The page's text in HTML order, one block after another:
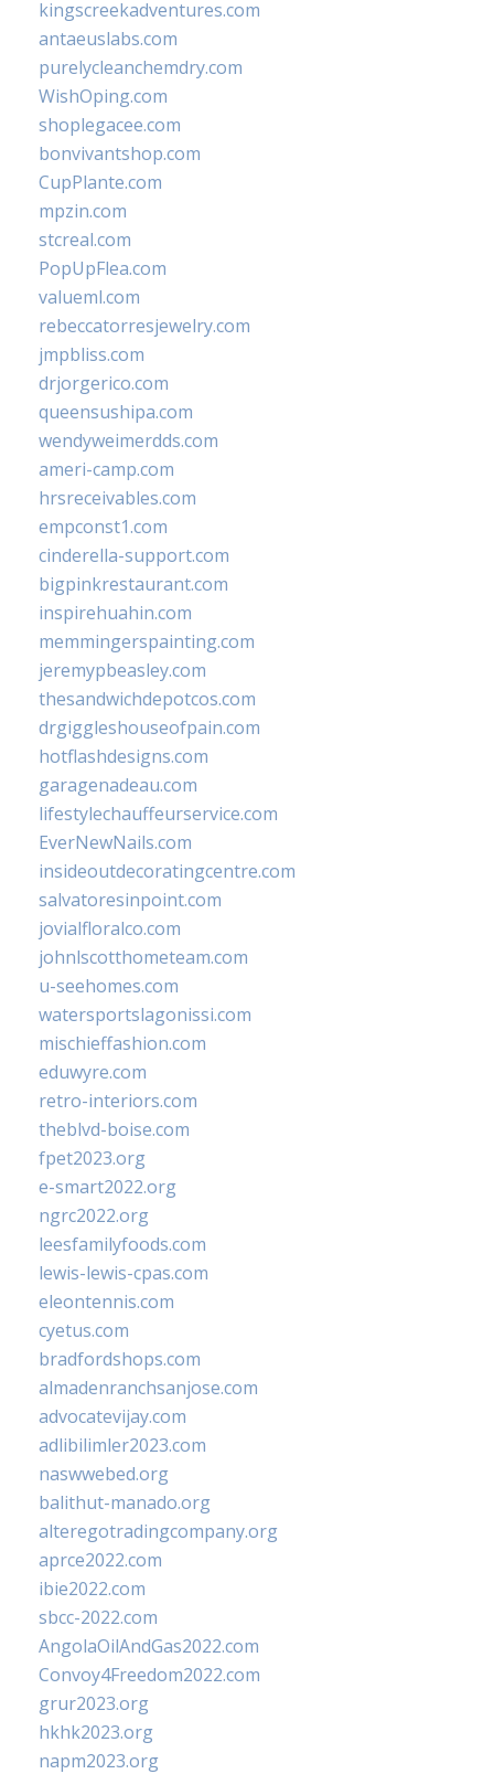
kingscreekadventures.com
antaeuslabs.com
purelycleanchemdry.com
WishOping.com
shoplegacee.com
bonvivantshop.com
CupPlante.com
mpzin.com
stcreal.com
PopUpFlea.com
valueml.com
rebeccatorresjewelry.com
jmpbliss.com
drjorgerico.com
queensushipa.com
wendyweimerdds.com
ameri-camp.com
hrsreceivables.com
empconst1.com
cinderella-support.com
bigpinkrestaurant.com
inspirehuahin.com
memmingerspainting.com
jeremypbeasley.com
thesandwichdepotcos.com
drgiggleshouseofpain.com
hotflashdesigns.com
garagenadeau.com
lifestylechauffeurservice.com
EverNewNails.com
insideoutdecoratingcentre.com
salvatoresinpoint.com
jovialfloralco.com
johnlscotthometeam.com
u-seehomes.com
watersportslagonissi.com
mischieffashion.com
eduwyre.com
retro-interiors.com
theblvd-boise.com
fpet2023.org
e-smart2022.org
ngrc2022.org
leesfamilyfoods.com
lewis-lewis-cpas.com
eleontennis.com
cyetus.com
bradfordshops.com
almadenranchsanjose.com
advocatevijay.com
adlibilimler2023.com
naswwebed.org
balithut-manado.org
alteregotradingcompany.org
aprce2022.com
ibie2022.com
sbcc-2022.com
AngolaOilAndGas2022.com
Convoy4Freedom2022.com
grur2023.org
hkhk2023.org
napm2023.org